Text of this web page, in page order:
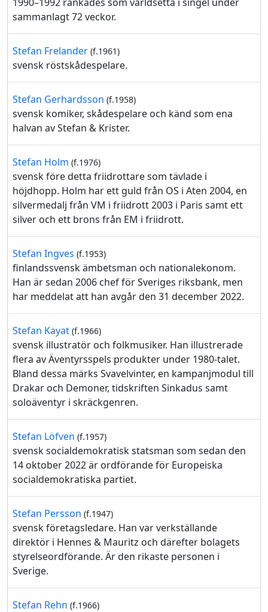
sammanlagt 72 veckor.
Stefan Frelander (f.1961)
svensk röstskådespelare.
Stefan Gerhardsson (f.1958)
svensk komiker, skådespelare och känd som ena
halvan av Stefan & Krister.
Stefan Holm (f.1976)
svensk före detta friidrottare som tävlade i
höjdhopp. Holm har ett guld från OS i Aten 2004, en
silvermedalj från VM i friidrott 2003 i Paris samt ett
silver och ett brons från EM i friidrott.
Stefan Ingves (f.1953)
finlandssvensk ämbetsman och nationalekonom.
Han är sedan 2006 chef för Sveriges riksbank, men
har meddelat att han avgår den 31 december 2022.
Stefan Kayat (f.1966)
svensk illustratör och folkmusiker. Han illustrerade
flera av Äventyrsspels produkter under 1980-talet.
Bland dessa märks Svavelvinter, en kampanjmodul till
Drakar och Demoner, tidskriften Sinkadus samt
soloäventyr i skräckgenren.
Stefan Löfven (f.1957)
svensk socialdemokratisk statsman som sedan den
14 oktober 2022 är ordförande för Europeiska
socialdemokratiska partiet.
Stefan Persson (f.1947)
svensk företagsledare. Han var verkställande
direktör i Hennes & Mauritz och därefter bolagets
styrelseordförande. Är den rikaste personen i
Sverige.
Stefan Rehn (f.1966)